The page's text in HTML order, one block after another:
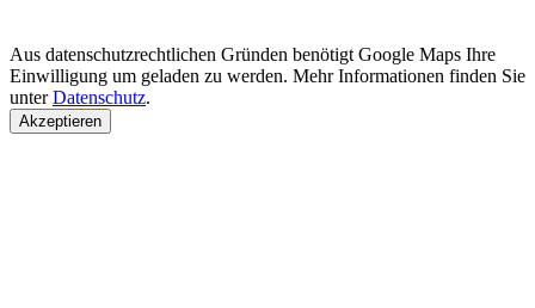
Aus datenschutzrechtlichen Gründen benötigt Google Maps Ihre
Einwilligung um geladen zu werden. Mehr Informationen finden Sie
unterDatenschutz.
Akzeptieren